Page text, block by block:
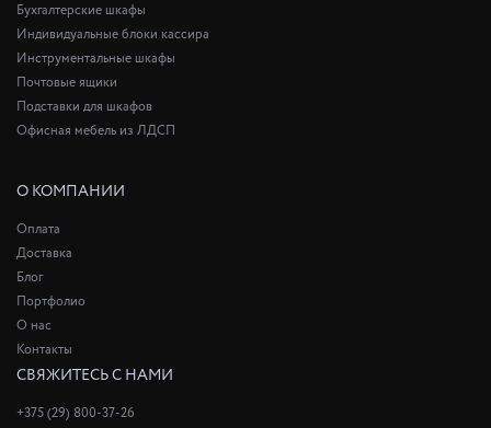
Бухгалтерские шкафы
Индивидуальные блоки кассира
Инструментальные шкафы
Почтовые ящики
Подставки для шкафов
Офисная мебель из ЛДСП
О КОМПАНИИ
Оплата
Доставка
Блог
Портфолио
О нас
Контакты
СВЯЖИТЕСЬ С НАМИ
+375 (29) 800-37-26